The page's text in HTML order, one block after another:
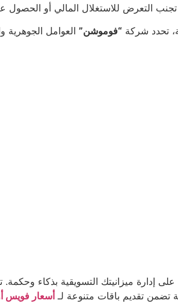
التعرض للاستغلال المالي أو الحصول
تحدد شركة “فوموشن” العوامل الجوهرية
إدارة ميزانيتك التسويقية بذكاء وحكمة.
تضمن تقديم باقات متنوعة لـ أسعار فويس